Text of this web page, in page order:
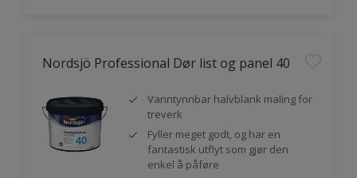
Nordsjö Professional Dør list og panel 40
Vanntynnbar halvblank maling for
treverk
Fyller meget godt, og har en
fantastisk utflyt som gjør den
enkel å påføre